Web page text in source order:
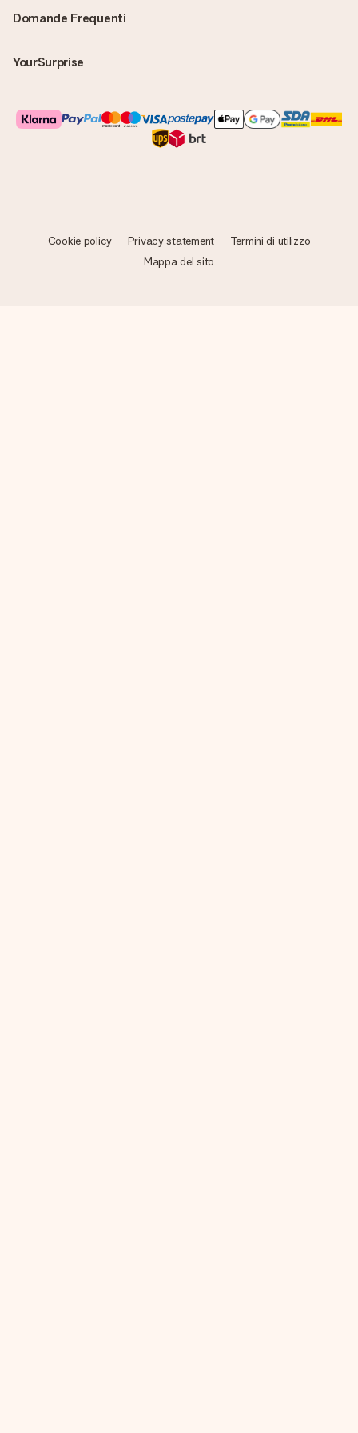
Domande Frequenti
YourSurprise
Cookie policy Privacy statement
Termini di utilizzo
Mappa del sito